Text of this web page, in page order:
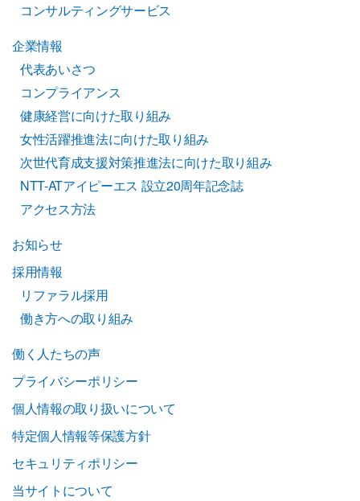
コンサルティングサービス
企業情報
代表あいさつ
コンプライアンス
健康経営に向けた取り組み
女性活躍推進法に向けた取り組み
次世代育成支援対策推進法に向けた取り組み
NTT-ATアイピーエス 設立20周年記念誌
アクセス方法
お知らせ
採用情報
リファラル採用
働き方への取り組み
働く人たちの声
プライバシーポリシー
個人情報の取り扱いについて
特定個人情報等保護方針
セキュリティポリシー
当サイトについて